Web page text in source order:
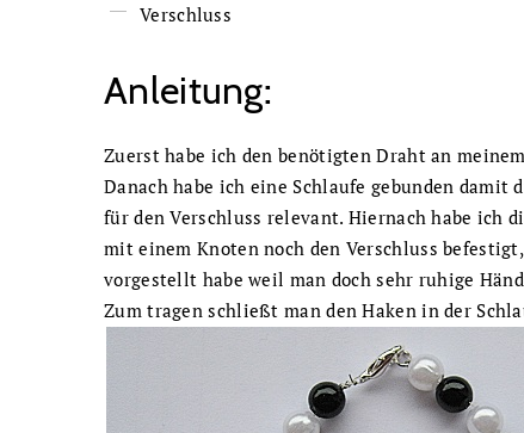
Verschluss
Anleitung:
Zuerst habe ich den benötigten Draht an
Danach habe ich eine Schlaufe gebunden
für den Verschluss relevant. Hiernach habe ich
mit einem Knoten noch den Verschluss
vorgestellt habe weil man doch sehr ruhige
Zum tragen schließt man den Haken in der